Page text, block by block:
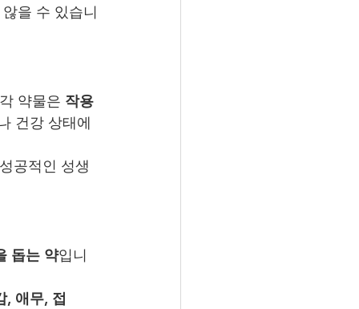
을 수 있습니
약물은 작용
건강 상태에
공적인 성생
돕는 약입니
, 애무, 접